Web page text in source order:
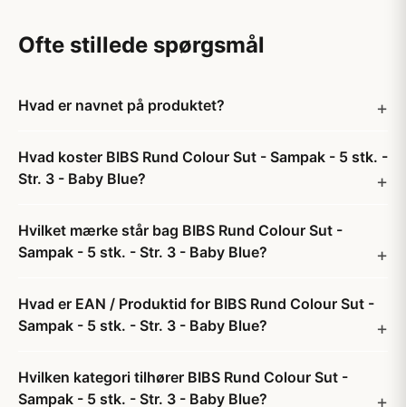
Ofte stillede spørgsmål
Hvad er navnet på produktet?
Hvad koster BIBS Rund Colour Sut - Sampak - 5 stk. -
Str. 3 - Baby Blue?
Hvilket mærke står bag BIBS Rund Colour Sut -
Sampak - 5 stk. - Str. 3 - Baby Blue?
Hvad er EAN / Produktid for BIBS Rund Colour Sut -
Sampak - 5 stk. - Str. 3 - Baby Blue?
Hvilken kategori tilhører BIBS Rund Colour Sut -
Sampak - 5 stk. - Str. 3 - Baby Blue?